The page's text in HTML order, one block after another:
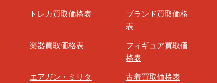
トレカ買取価格表
ブランド買取価格
表
楽器買取価格表
フィギュア買取価
格表
エアガン・ミリタ
古着買取価格表